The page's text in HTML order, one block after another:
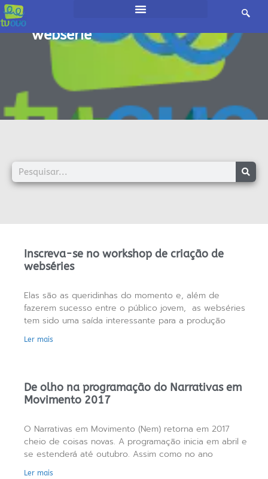
websérie
Inscreva-se no workshop de criação de
webséries
Elas são as queridinhas do momento e, além de
fazerem sucesso entre o público jovem, as webséries
tem sido uma saída interessante para a produção
Ler mais
De olho na programação do Narrativas em
Movimento 2017
O Narrativas em Movimento (Nem) retorna em 2017
cheio de coisas novas. A programação inicia em abril e
se estenderá até outubro. Assim como no ano
Ler mais